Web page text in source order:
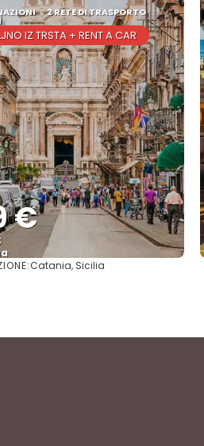
2 RETE DI TRASPORTO
IZ TRSTA + RENT A CAR
€
Vedere
Catania, Sicilia